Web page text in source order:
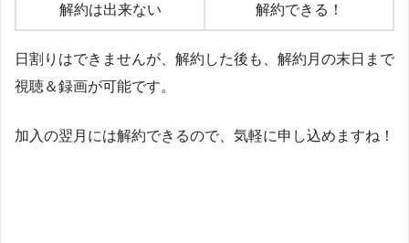
解約は出来ない 解約できる！
日割りはできませんが、解約した後も、解約月の末日まで
視聴＆録画が可能です。
加入の翌月には解約できるので、気軽に申し込めますね！